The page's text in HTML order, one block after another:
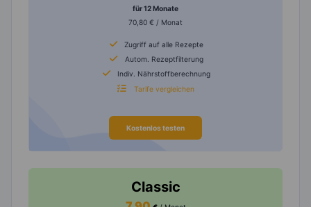
für 12 Monate
70,80 € / Monat
Zugriff auf alle Rezepte
Autom. Rezeptfilterung
Indiv. Nährstoffberechnung
Tarife vergleichen
Kostenlos testen
Classic